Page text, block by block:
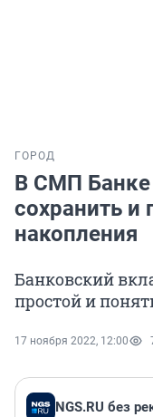
ГОРОД
В СМП Банке
сохранить
накопления
Банковский
простой и
17 ноября 2022, 12:00
NGS.RU без